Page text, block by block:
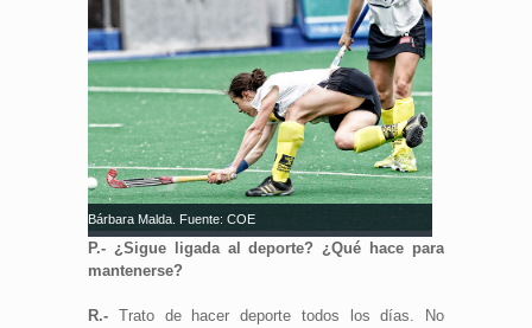
Bárbara Malda. Fuente: COE
P.- ¿Sigue ligada al deporte? ¿Qué hace para
mantenerse?
R.- Trato de hacer deporte todos los días. No